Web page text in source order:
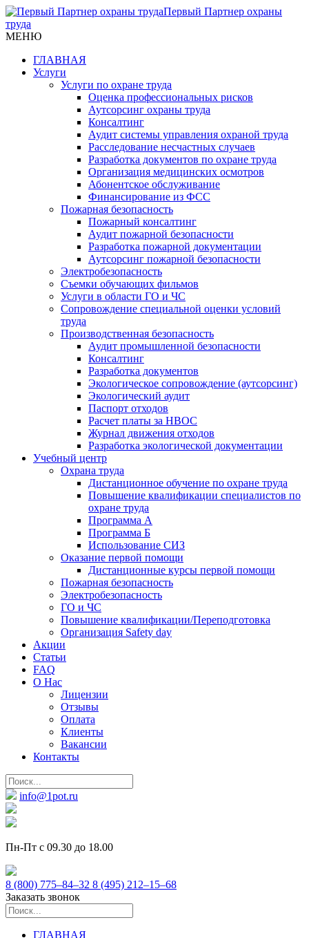
Первый Партнер охраны
труда
МЕНЮ
ГЛАВНАЯ
Услуги
Услуги по охране труда
Оценка профессиональных рисков
Аутсорсинг охраны труда
Консалтинг
Аудит системы управления охраной труда
Расследование несчастных случаев
Разработка документов по охране труда
Организация медицинских осмотров
Абонентское обслуживание
Финансирование из ФСС
Пожарная безопасность
Пожарный консалтинг
Аудит пожарной безопасности
Разработка пожарной документации
Аутсорсинг пожарной безопасности
Электробезопасность
Съемки обучающих фильмов
Услуги в области ГО и ЧС
Сопровождение специальной оценки условий
труда
Производственная безопасность
Аудит промышленной безопасности
Консалтинг
Разработка документов
Экологическое сопровождение (аутсорсинг)
Экологический аудит
Паспорт отходов
Расчет платы за НВОС
Журнал движения отходов
Разработка экологической документации
Учебный центр
Охрана труда
Дистанционное обучение по охране труда
Повышение квалификации специалистов по
охране труда
Программа А
Программа Б
Использование СИЗ
Оказание первой помощи
Дистанционные курсы первой помощи
Пожарная безопасность
Электробезопасность
ГО и ЧС
Повышение квалификации/Переподготовка
Организация Safety day
Акции
Статьи
FAQ
О Нас
Лицензии
Отзывы
Оплата
Клиенты
Вакансии
Контакты
info@1pot.ru
Пн-Пт с 09.30 до 18.00
8 (800) 775–84–32 8 (495) 212–15–68
Заказать звонок
ГЛАВНАЯ